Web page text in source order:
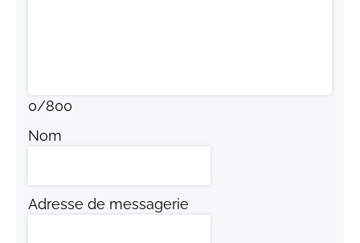
0/800
Nom
Adresse de messagerie